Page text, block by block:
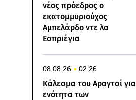
νέος πρόεδρος ο
εκατομμυριούχος
Αμπελάρδο ντε λα
Εσπριέγια
08.08.26 02:26
Κάλεσμα του Αραγτσί για
ενότητα των